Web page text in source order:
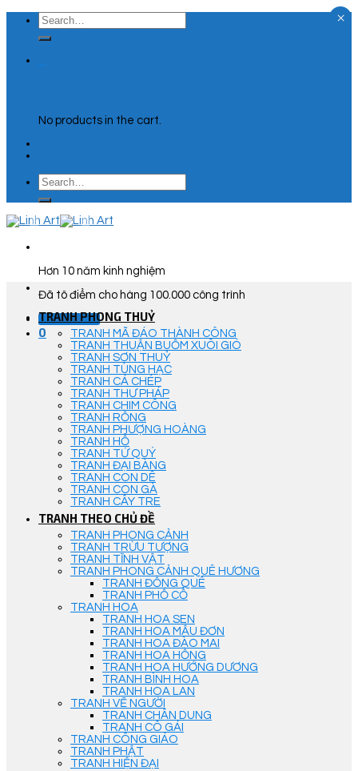
Skip
content
Search
for:
No products in the cart.
Search
for:
Hơn 10 năm kinh nghiệm
Đã tô điểm cho hàng 100.000 công trình
Góc Tư Vấn
0
TRANH PHONG THUỶ
TRANH MÃ ĐÁO THÀNH CÔNG
TRANH THUẬN BUỒM XUÔI GIÓ
TRANH SƠN THUỶ
TRANH TÙNG HẠC
TRANH CÁ CHÉP
TRANH THƯ PHÁP
TRANH CHIM CÔNG
TRANH RỒNG
TRANH PHƯỢNG HOÀNG
TRANH HỔ
TRANH TỨ QUÝ
TRANH ĐẠI BÀNG
TRANH CON DÊ
TRANH CON GÀ
TRANH CÂY TRE
TRANH THEO CHỦ ĐỀ
TRANH PHONG CẢNH
TRANH TRỪU TƯỢNG
TRANH TĨNH VẬT
TRANH PHONG CẢNH QUÊ HƯƠNG
TRANH ĐỒNG QUÊ
TRANH PHỐ CỔ
TRANH HOA
TRANH HOA SEN
TRANH HOA MẪU ĐƠN
TRANH HOA ĐÀO MAI
TRANH HOA HỒNG
TRANH HOA HƯỚNG DƯƠNG
TRANH BÌNH HOA
TRANH HOA LAN
TRANH VẼ NGƯỜI
TRANH CHÂN DUNG
TRANH CÔ GÁI
TRANH CÔNG GIÁO
TRANH PHẬT
TRANH HIỆN ĐẠI
×